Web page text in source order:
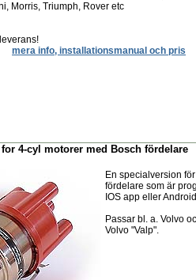
Morris, Triumph, Rover etc
mera info, installationsmanual och pris
for 4-cyl motorer med Bosch fördelare
En specialversion
fördelare som är
IOS app eller
Passar bl. a. Volvo
Volvo "Valp".